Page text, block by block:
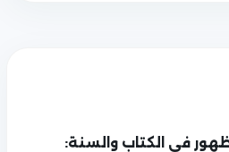
في الكتاب والسنة: